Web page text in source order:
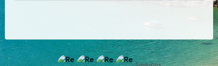
Siga-nos